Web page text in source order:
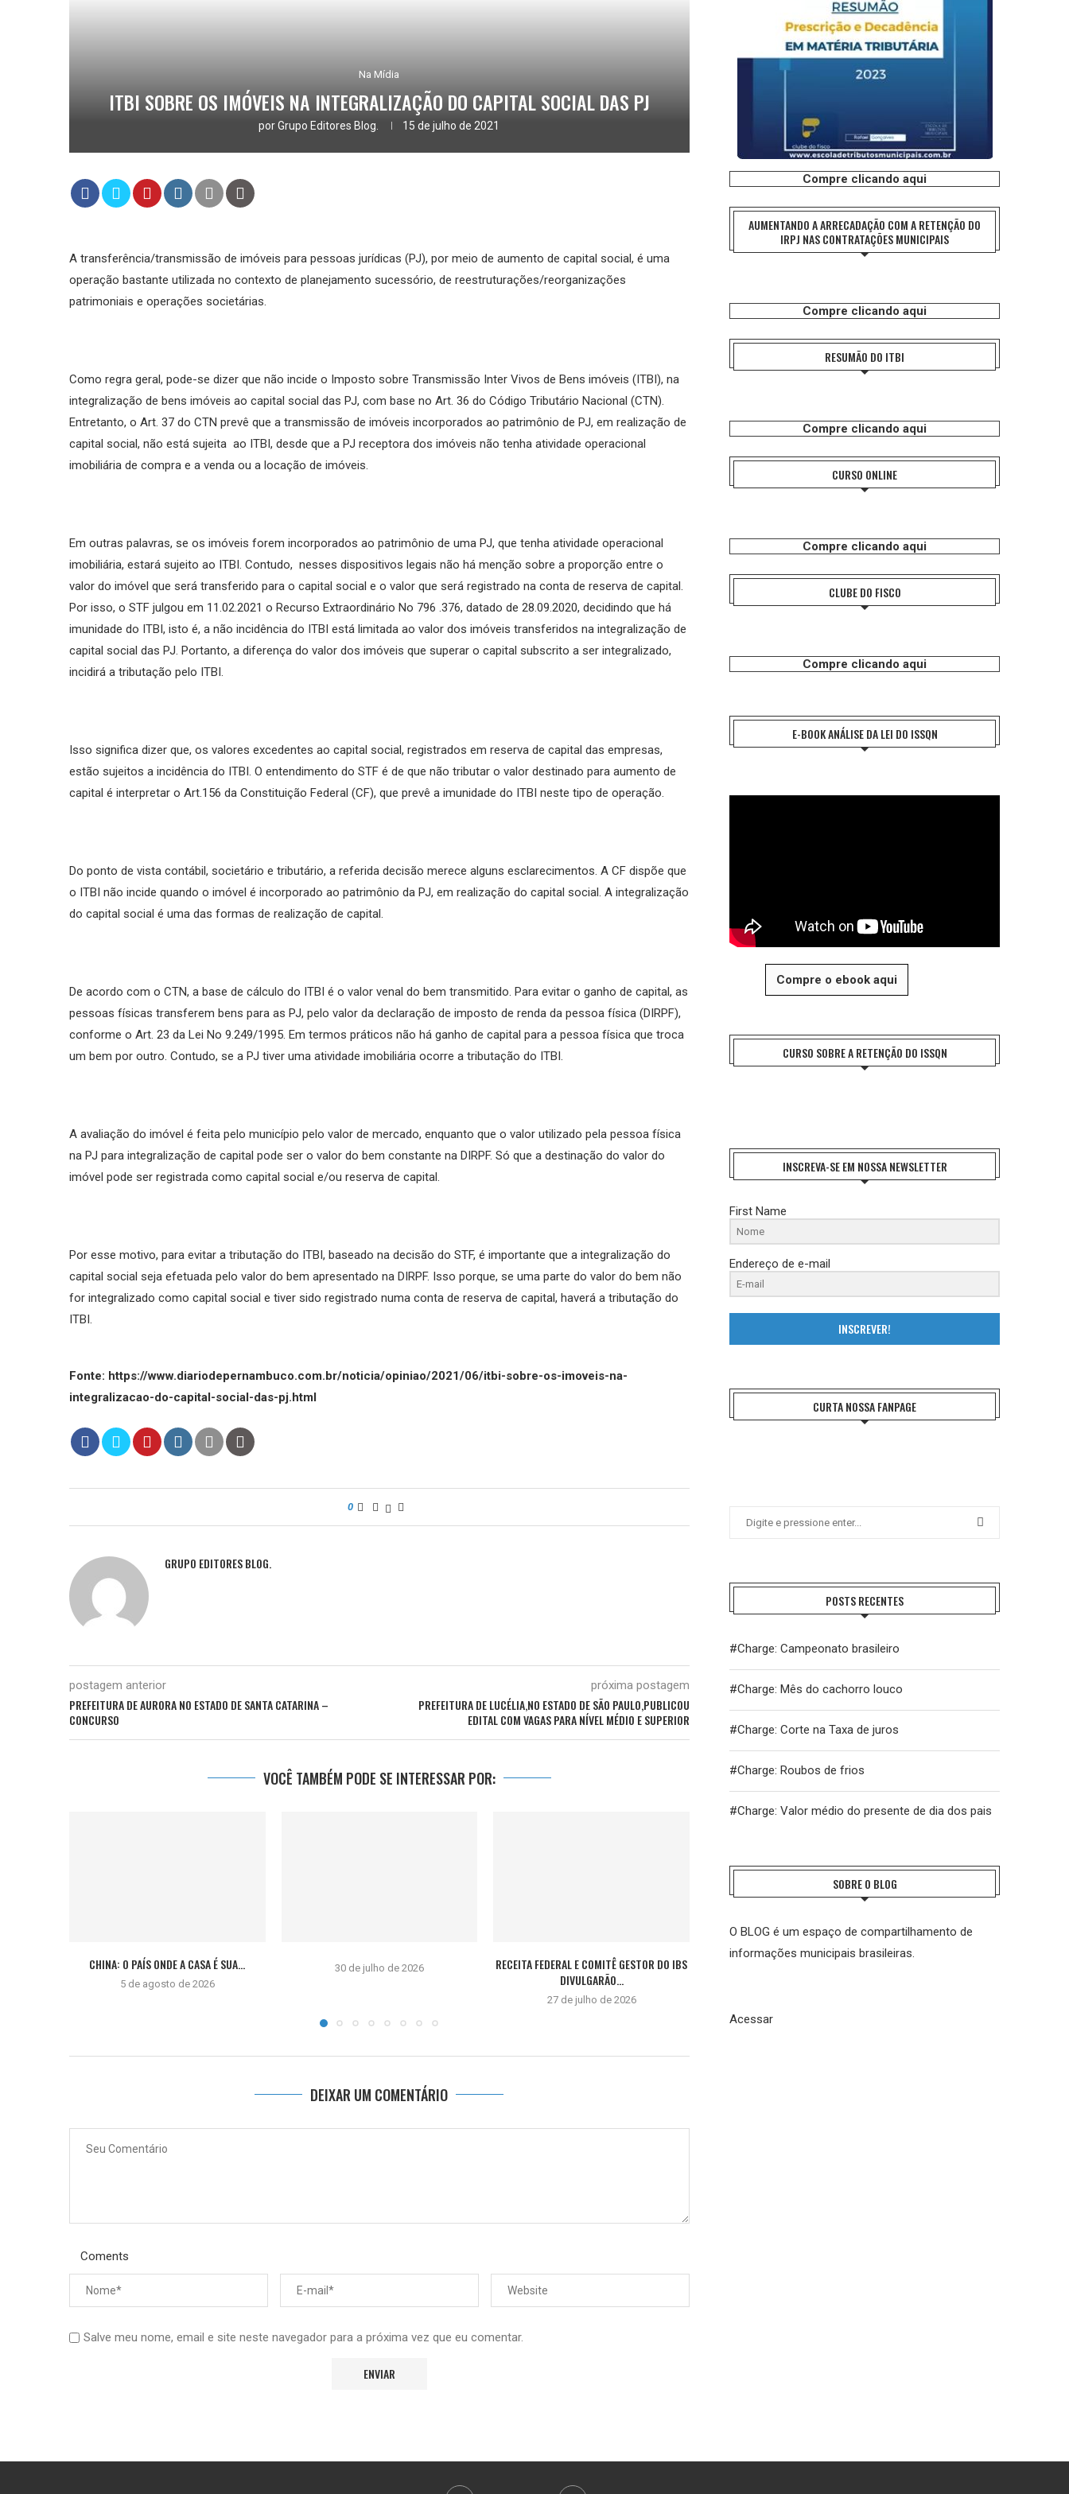
Na Mídia
ITBI SOBRE OS IMÓVEIS NA INTEGRALIZAÇÃO DO CAPITAL SOCIAL DAS PJ
porGrupo Editores Blog. 15 de julho de 2021
A transferência/transmissão de imóveis para pessoas jurídicas (PJ), por meio de aumento de capital social, é uma
operação bastante utilizada no contexto de planejamento sucessório, de reestruturações/reorganizações
patrimoniais e operações societárias.
Como regra geral, pode-se dizer que não incide o Imposto sobre Transmissão Inter Vivos de Bens imóveis (ITBI), na
integralização de bens imóveis ao capital social das PJ, com base no Art. 36 do Código Tributário Nacional (CTN).
Entretanto, o Art. 37 do CTN prevê que a transmissão de imóveis incorporados ao patrimônio de PJ, em realização de
capital social, não está sujeita ao ITBI, desde que a PJ receptora dos imóveis não tenha atividade operacional
imobiliária de compra e a venda ou a locação de imóveis.
Em outras palavras, se os imóveis forem incorporados ao patrimônio de uma PJ, que tenha atividade operacional
imobiliária, estará sujeito ao ITBI. Contudo, nesses dispositivos legais não há menção sobre a proporção entre o
valor do imóvel que será transferido para o capital social e o valor que será registrado na conta de reserva de capital.
Por isso, o STF julgou em 11.02.2021 o Recurso Extraordinário No 796 .376, datado de 28.09.2020, decidindo que há
imunidade do ITBI, isto é, a não incidência do ITBI está limitada ao valor dos imóveis transferidos na integralização de
capital social das PJ. Portanto, a diferença do valor dos imóveis que superar o capital subscrito a ser integralizado,
incidirá a tributação pelo ITBI.
Isso significa dizer que, os valores excedentes ao capital social, registrados em reserva de capital das empresas,
estão sujeitos a incidência do ITBI. O entendimento do STF é de que não tributar o valor destinado para aumento de
capital é interpretar o Art.156 da Constituição Federal (CF), que prevê a imunidade do ITBI neste tipo de operação.
Do ponto de vista contábil, societário e tributário, a referida decisão merece alguns esclarecimentos. A CF dispõe que
o ITBI não incide quando o imóvel é incorporado ao patrimônio da PJ, em realização do capital social. A integralização
do capital social é uma das formas de realização de capital.
De acordo com o CTN, a base de cálculo do ITBI é o valor venal do bem transmitido. Para evitar o ganho de capital, as
pessoas físicas transferem bens para as PJ, pelo valor da declaração de imposto de renda da pessoa física (DIRPF),
conforme o Art. 23 da Lei No 9.249/1995. Em termos práticos não há ganho de capital para a pessoa física que troca
um bem por outro. Contudo, se a PJ tiver uma atividade imobiliária ocorre a tributação do ITBI.
A avaliação do imóvel é feita pelo município pelo valor de mercado, enquanto que o valor utilizado pela pessoa física
na PJ para integralização de capital pode ser o valor do bem constante na DIRPF. Só que a destinação do valor do
imóvel pode ser registrada como capital social e/ou reserva de capital.
Por esse motivo, para evitar a tributação do ITBI, baseado na decisão do STF, é importante que a integralização do
capital social seja efetuada pelo valor do bem apresentado na DIRPF. Isso porque, se uma parte do valor do bem não
for integralizado como capital social e tiver sido registrado numa conta de reserva de capital, haverá a tributação do
ITBI.
Fonte: https://www.diariodepernambuco.com.br/noticia/opiniao/2021/06/itbi-sobre-os-imoveis-na-
integralizacao-do-capital-social-das-pj.html
0
GRUPO EDITORES BLOG.
postagem anterior
PREFEITURA DE AURORA NO ESTADO DE SANTA CATARINA –
CONCURSO
próxima postagem
PREFEITURA DE LUCÉLIA,NO ESTADO DE SÃO PAULO,PUBLICOU
EDITAL COM VAGAS PARA NÍVEL MÉDIO E SUPERIOR
VOCÊ TAMBÉM PODE SE INTERESSAR POR:
CHINA: O PAÍS ONDE A CASA É SUA...
5 de agosto de 2026
30 de julho de 2026
RECEITA FEDERAL E COMITÊ GESTOR DO IBS
DIVULGARÃO...
27 de julho de 2026
REFORMA TRIBUTÁRIA: O DESAFIO DA
DEIXAR UM COMENTÁRIO
Coments
Salve meu nome, email e site neste navegador para a próxima vez que eu comentar.
Compre clicando aqui
AUMENTANDO A ARRECADAÇÃO COM A RETENÇÃO DO
IRPJ NAS CONTRATAÇÕES MUNICIPAIS
Compre clicando aqui
RESUMÃO DO ITBI
Compre clicando aqui
CURSO ONLINE
Compre clicando aqui
CLUBE DO FISCO
Compre clicando aqui
E-BOOK ANÁLISE DA LEI DO ISSQN
Compre o ebook aqui
CURSO SOBRE A RETENÇÃO DO ISSQN
INSCREVA-SE EM NOSSA NEWSLETTER
First Name
Endereço de e-mail
INSCREVER!
CURTA NOSSA FANPAGE
POSTS RECENTES
#Charge: Campeonato brasileiro
#Charge: Mês do cachorro louco
#Charge: Corte na Taxa de juros
#Charge: Roubos de frios
#Charge: Valor médio do presente de dia dos pais
SOBRE O BLOG
O BLOG é um espaço de compartilhamento de
informações municipais brasileiras.
Acessar